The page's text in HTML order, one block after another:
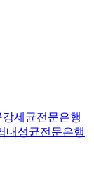
강세균전문은행
내성균전문은행